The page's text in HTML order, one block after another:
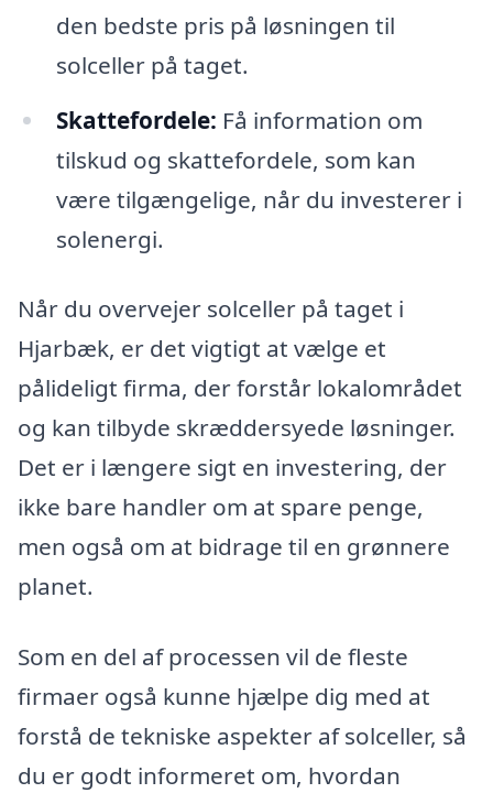
den bedste pris på løsningen til
solceller på taget.
Skattefordele: Få information om
tilskud og skattefordele, som kan
være tilgængelige, når du investerer i
solenergi.
Når du overvejer solceller på taget i
Hjarbæk, er det vigtigt at vælge et
pålideligt firma, der forstår lokalområdet
og kan tilbyde skræddersyede løsninger.
Det er i længere sigt en investering, der
ikke bare handler om at spare penge,
men også om at bidrage til en grønnere
planet.
Som en del af processen vil de fleste
firmaer også kunne hjælpe dig med at
forstå de tekniske aspekter af solceller, så
du er godt informeret om, hvordan